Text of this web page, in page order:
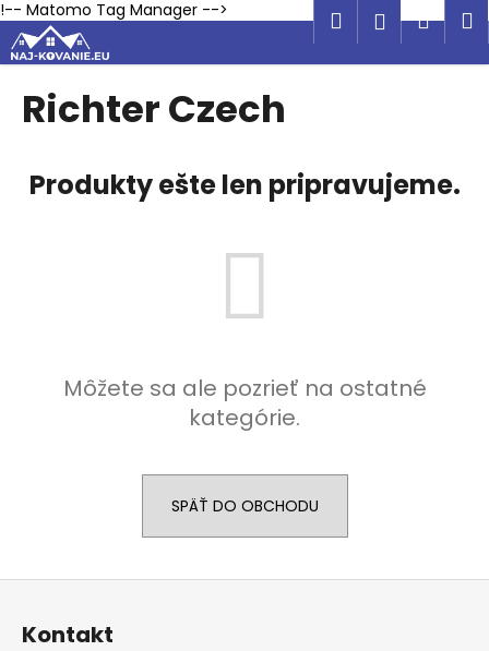
!-- Matomo Tag Manager --> Hľadať
košík
Richter Czech
Produkty ešte len pripravujeme.
Môžete sa ale pozrieť na ostatné
kategórie.
SPÄŤ DO OBCHODU
K
o
š Späť
Späť
Č
p
o
s
?
Z
Kontakt